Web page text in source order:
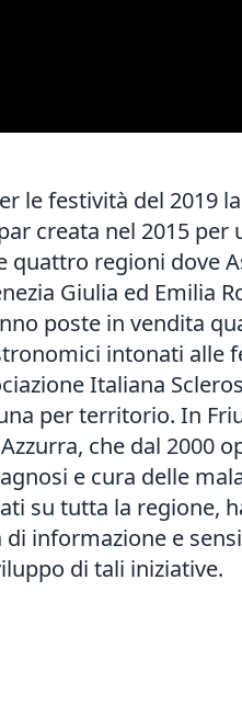
le festività del 2019
creata nel 2015
quattro regioni dove
Giulia ed Emilia
poste in vendita
intonati alle
Italiana
per territorio. In
Azzurra, che dal 2000
e cura delle
su tutta la regione,
informazione e
di tali iniziative.